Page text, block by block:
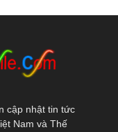
cập nhật tin tức
Nam và Thế